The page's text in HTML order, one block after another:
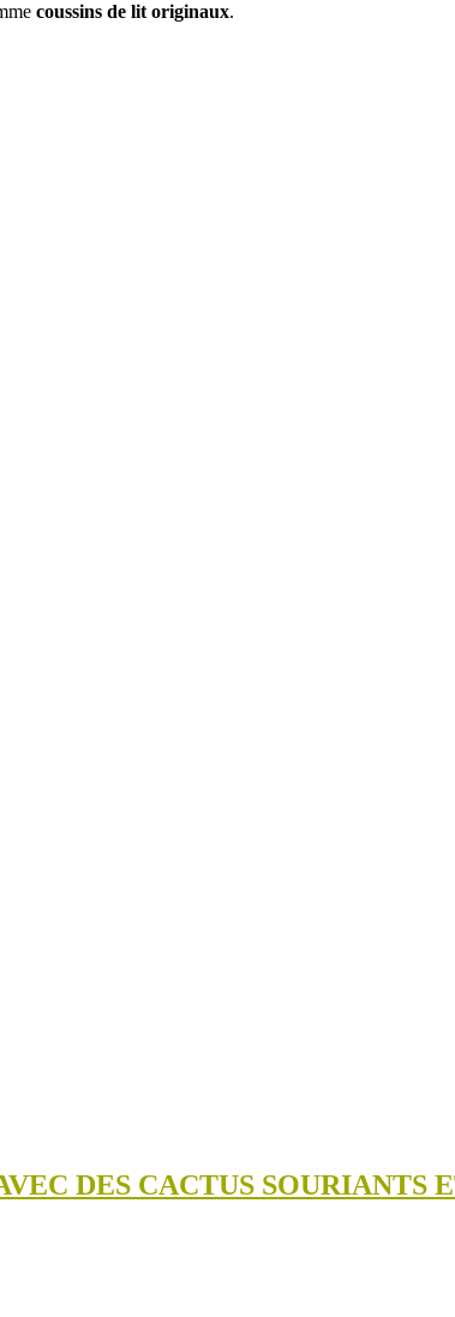
coussins de lit originaux.
DES CACTUS SOURIANTS